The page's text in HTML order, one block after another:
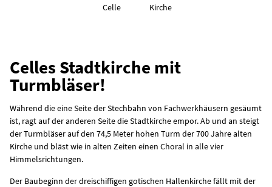
Celle Kirche
Celles Stadtkirche mit
Turmbläser!
Während die eine Seite der Stechbahn von Fachwerkhäusern gesäumt
ist, ragt auf der anderen Seite die Stadtkirche empor. Ab und an steigt
der Turmbläser auf den 74,5 Meter hohen Turm der 700 Jahre alten
Kirche und bläst wie in alten Zeiten einen Choral in alle vier
Himmelsrichtungen.
Der Baubeginn der dreischiffigen gotischen Hallenkirche fällt mit der